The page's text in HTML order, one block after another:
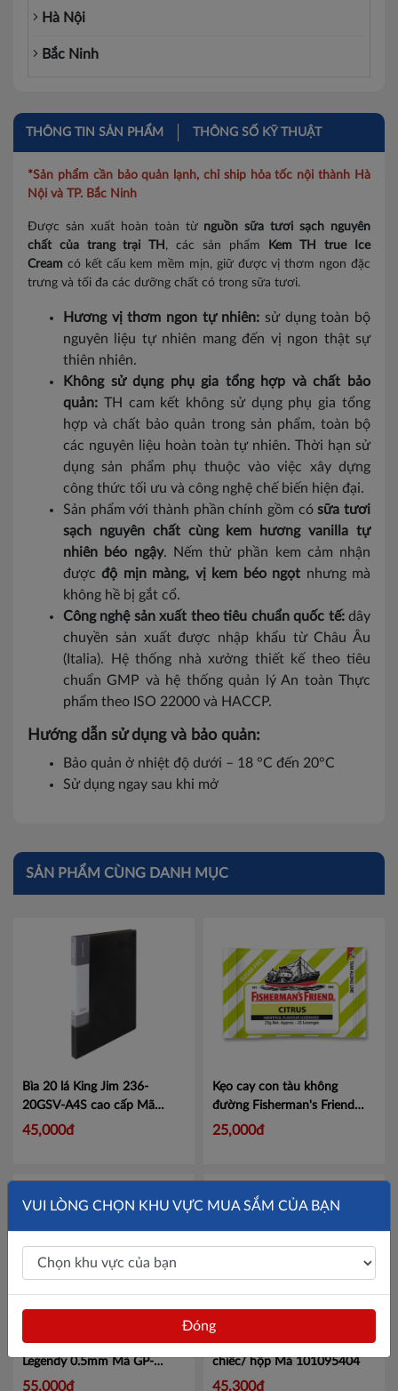
Hà Nội
Bắc Ninh
THÔNG TIN SẢN PHẨM THÔNG SỐ KỸ THUẬT
*Sản phẩm cần bảo quản lạnh, chỉ ship hỏa tốc nội thành Hà
Nội và TP. Bắc Ninh
Được sản xuất hoàn toàn từ nguồn sữa tươi sạch nguyên
chất của trang trại TH , các sản phẩm
Kem TH true Ice
Cream có kết cấu kem mềm mịn, giữ được vị thơm ngon đặc
trưng và tối đa các dưỡng chất có trong sữa tươi.
Hương vị thơm ngon tự nhiên: sử dụng toàn bộ
nguyên liệu tự nhiên mang đến vị ngon thật sự
thiên nhiên.
Không sử dụng phụ gia tổng hợp và chất bảo
quản: TH cam kết không sử dụng phụ gia tổng
hợp và chất bảo quản trong sản phẩm, toàn bộ
các nguyên liệu hoàn toàn tự nhiên. Thời hạn sử
dụng sản phẩm phụ thuộc vào việc xây dựng
công thức tối ưu và công nghệ chế biến hiện đại.
Sản phẩm với thành phần chính gồm cósữa tươi
sạch nguyên chất cùng kem hương vanilla tự
nhiên béo ngậy. Nếm thử phần kem cảm nhận
đượcđộ mịn màng, vị kem béo ngọt nhưng mà
không hề bị gắt cổ.
Công nghệ sản xuất theo tiêu chuẩn quốc tế:dây
chuyền sản xuất được nhập khẩu từ Châu Âu
(Italia). Hệ thống nhà xưởng thiết kế theo tiêu
chuẩn GMP và hệ thống quản lý An toàn Thực
phẩm theo ISO 22000 và HACCP.
Hướng dẫn sử dụng và bảo quản:
Bảo quản ở nhiệt độ dưới – 18 °C đến 20°C
Sử dụng ngay sau khi mở
SẢN PHẨM CÙNG DANH MỤC
Bìa 20 lá King Jim 236-
20GSV-A4S cao cấp Mã
KJ23620
45,000đ
Kẹo cay con tàu không
đường Fisherman's Friend
hương cam chanh gói 25g
25,000đ
Hộp 12 bút gel Batos
Legendy 0.5mmMã GP-
B05B-1
55,000đ
Bao cao su Durex Jean 3
chiếc/ hộpMã 101095404
45,300đ
VUI LÒNG CHỌN KHU VỰC MUA SẮM CỦA BẠN
Đóng